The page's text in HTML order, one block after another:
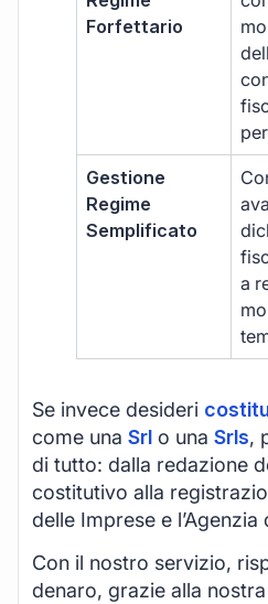
Forfettario
Gestione
Regime
Semplificato
a
Se invece desideri
come una Srl o una Srls,
di tutto: dalla redazione
costitutivo alla
delle Imprese e l’Agenzia
Con il nostro servizio,
denaro, grazie alla